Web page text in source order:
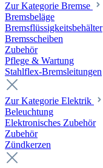
Zur Kategorie Bremse
Bremsbeläge
Bremsflüssigkeitsbehälter
Bremsscheiben
Zubehör
Pflege & Wartung
Stahlflex-Bremsleitungen
Zur Kategorie Elektrik
Beleuchtung
Elektronisches Zubehör
Zubehör
Zündkerzen